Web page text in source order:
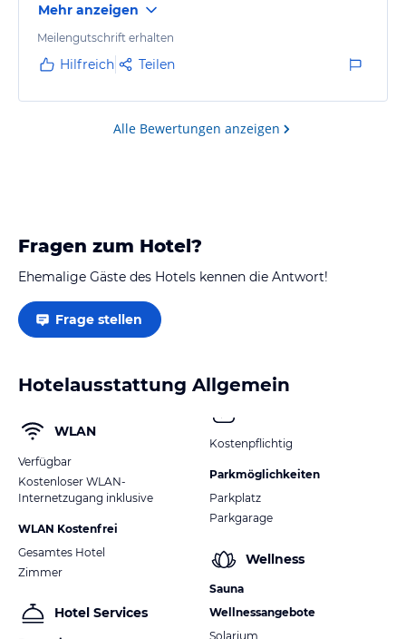
Mehr anzeigen
Meilengutschrift erhalten
Hilfreich Teilen
Alle Bewertungen anzeigen
Fragen zum Hotel?
Ehemalige Gäste des Hotels kennen die Antwort!
Frage stellen
Hotelausstattung Allgemein
WLAN
Verfügbar
Kostenloser WLAN-
Internetzugang inklusive
WLAN Kostenfrei
Gesamtes Hotel
Zimmer
Hotel Services
Kostenpflichtig
Parkmöglichkeiten
Parkplatz
Parkgarage
Wellness
Sauna
Wellnessangebote
Solarium